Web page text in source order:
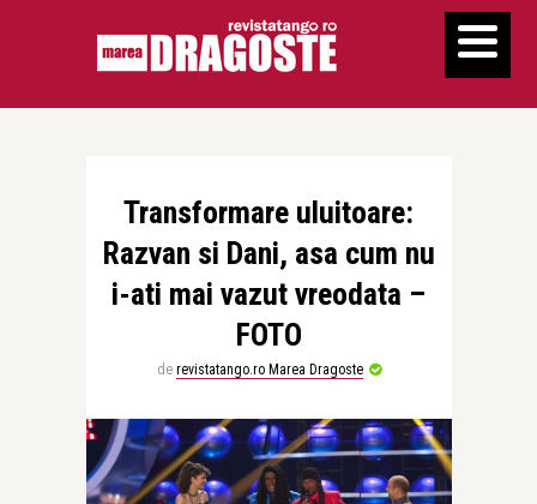
Transformare uluitoare:
Razvan si Dani, asa cum nu
i-ati mai vazut vreodata –
FOTO
de revistatango.ro Marea Dragoste